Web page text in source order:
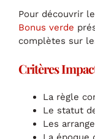
Pour découvrir
Bonus verde
complètes sur
Critères
La règle
Le statut
Les